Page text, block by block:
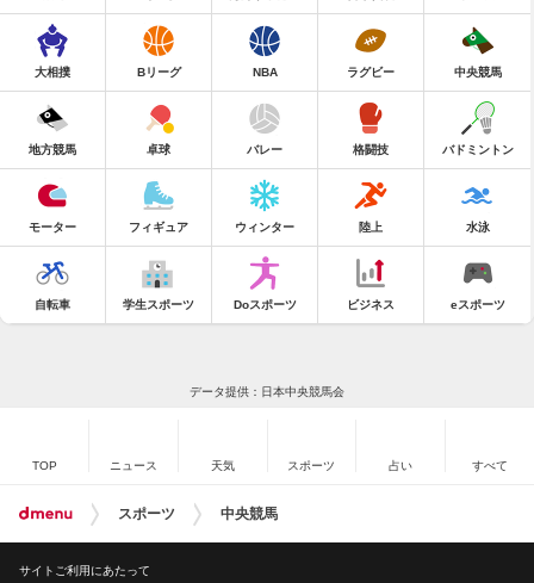
大相撲 Bリーグ NBA ラグビー 中央競馬
地方競馬 卓球 バレー 格闘技 バドミントン
モーター フィギュア ウィンター 陸上 水泳
自転車 学生スポーツ Doスポーツ ビジネス eスポーツ
データ提供：日本中央競馬会
TOP ニュース 天気 スポーツ 占い すべて
スポーツ 中央競馬
サイトご利用にあたって